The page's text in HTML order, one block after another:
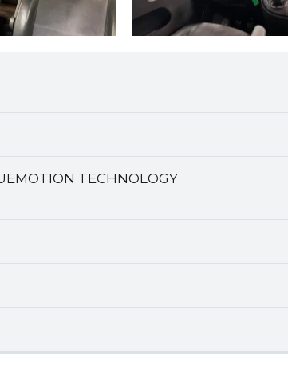
TECHNOLOGY